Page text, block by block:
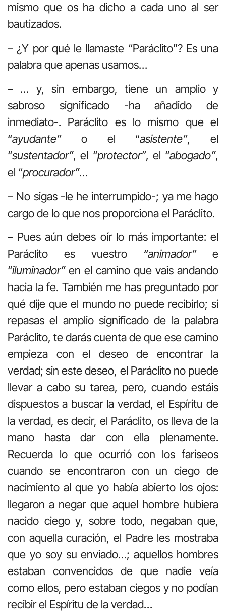
mismo que os ha dicho a cada uno al ser
bautizados.
– ¿Y por qué le llamaste “Paráclito”? Es una
palabra que apenas usamos…
– … y, sin embargo, tiene un amplio y
sabroso significado -ha añadido de
inmediato-. Paráclito es lo mismo que el
“ayudante”o el “asistente”, el
“sustentador”, el “protector”, el “abogado”,
el “procurador”…
– No sigas -le he interrumpido-; ya me hago
cargo de lo que nos proporciona el Paráclito.
– Pues aún debes oír lo más importante: el
Paráclito es vuestro “animador”e
“iluminador”en el camino que vais andando
hacia la fe. También me has preguntado por
qué dije que el mundo no puede recibirlo; si
repasas el amplio significado de la palabra
Paráclito, te darás cuenta de que ese camino
empieza con el deseo de encontrar la
verdad; sin este deseo, el Paráclito no puede
llevar a cabo su tarea, pero, cuando estáis
dispuestos a buscar la verdad, el Espíritu de
la verdad, es decir, el Paráclito, os lleva de la
mano hasta dar con ella plenamente.
Recuerda lo que ocurrió con los fariseos
cuando se encontraron con un ciego de
nacimiento al que yo había abierto los ojos:
llegaron a negar que aquel hombre hubiera
nacido ciego y, sobre todo, negaban que,
con aquella curación, el Padre les mostraba
que yo soy su enviado…; aquellos hombres
estaban convencidos de que nadie veía
como ellos, pero estaban ciegos y no podían
recibir el Espíritu de la verdad…